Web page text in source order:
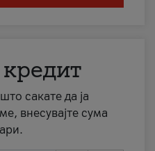
сакате да ја
внесувајте сума